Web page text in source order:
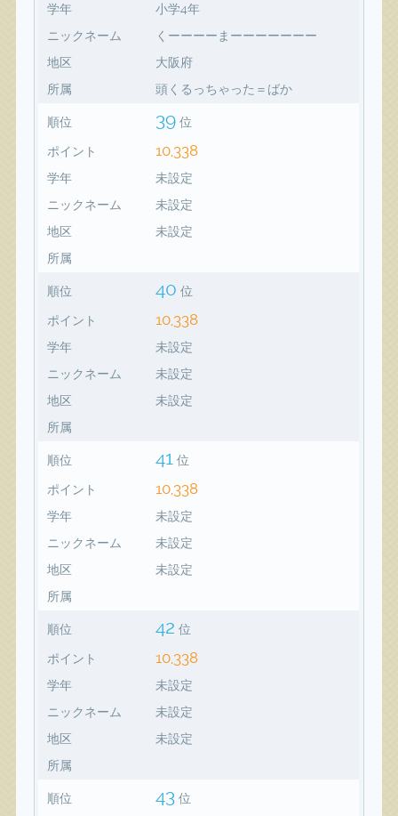
学年
小学4年
ニックネーム
くーーーーまーーーーーーー
地区
大阪府
所属
頭くるっちゃった＝ばか
順位 39 位
ポイント 10,338
学年
未設定
ニックネーム
未設定
地区
未設定
所属
順位 40 位
ポイント 10,338
学年
未設定
ニックネーム
未設定
地区
未設定
所属
順位 41 位
ポイント 10,338
学年
未設定
ニックネーム
未設定
地区
未設定
所属
順位 42 位
ポイント 10,338
学年
未設定
ニックネーム
未設定
地区
未設定
所属
順位 43 位